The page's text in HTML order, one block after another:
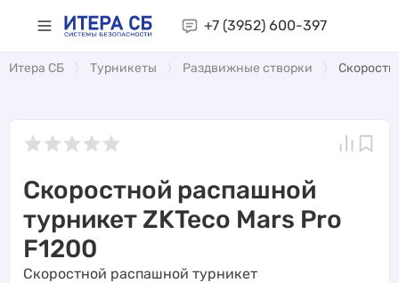
+7 (3952) 600-397
Итера СБ Турникеты Раздвижные створки
Скоростной распашной
турникет ZKTeco Mars Pro
F1200
Скоростной распашной турникет